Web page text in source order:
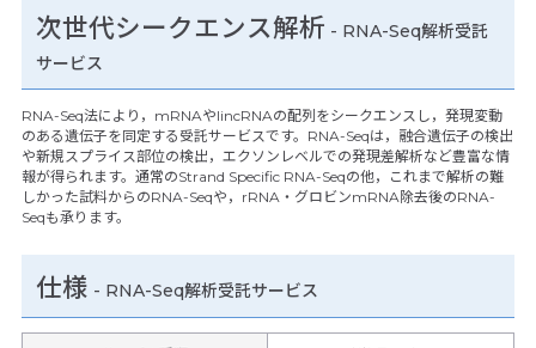
次世代シークエンス解析 - RNA-Seq解析受託
サービス
RNA-Seq法により，mRNAやlincRNAの配列をシークエンスし，発現変動
のある遺伝子を同定する受託サービスです。RNA-Seqは，融合遺伝子の検出
や新規スプライス部位の検出，エクソンレベルでの発現差解析など豊富な情
報が得られます。通常のStrand Specific RNA-Seqの他，これまで解析の難
しかった試料からのRNA-Seqや，rRNA・グロビンmRNA除去後のRNA-
Seqも承ります。
仕様 - RNA-Seq解析受託サービス